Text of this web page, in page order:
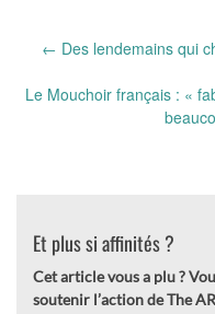
Post← Des lendemains qui
Le Mouchoir français : «
Et plus si affinités ?
Cet article vous a plu ?
soutenir l’action de The